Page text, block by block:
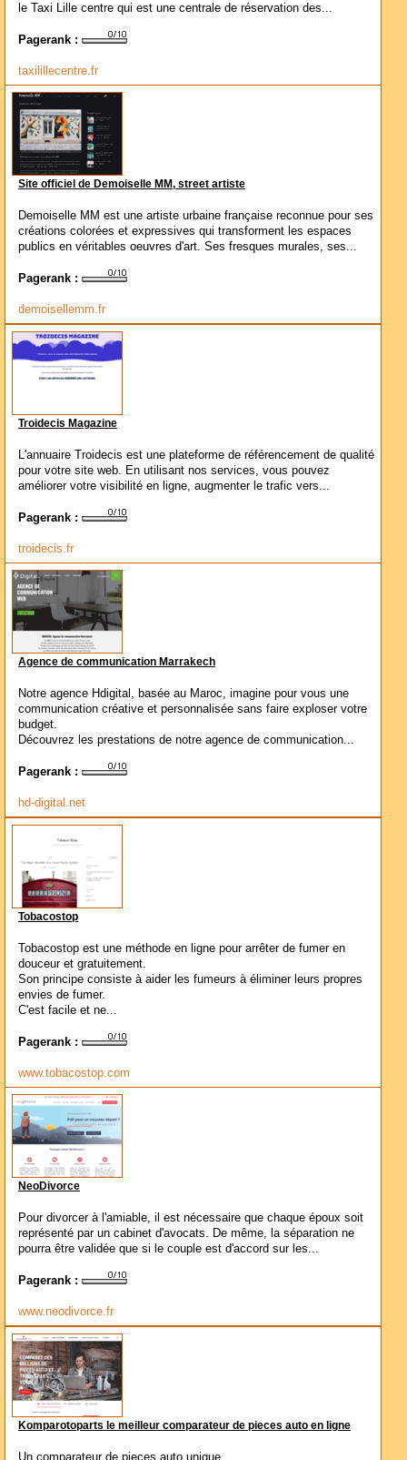
le Taxi Lille centre qui est une centrale de réservation des...
Pagerank :
taxilillecentre.fr
Site officiel de Demoiselle MM, street artiste
Demoiselle MM est une artiste urbaine française reconnue pour ses
créations colorées et expressives qui transforment les espaces
publics en véritables oeuvres d'art. Ses fresques murales, ses...
Pagerank :
demoisellemm.fr
Troidecis Magazine
L'annuaire Troidecis est une plateforme de référencement de qualité
pour votre site web. En utilisant nos services, vous pouvez
améliorer votre visibilité en ligne, augmenter le trafic vers...
Pagerank :
troidecis.fr
Agence de communication Marrakech
Notre agence Hdigital, basée au Maroc, imagine pour vous une
communication créative et personnalisée sans faire exploser votre
budget.
Découvrez les prestations de notre agence de communication...
Pagerank :
hd-digital.net
Tobacostop
Tobacostop est une méthode en ligne pour arrêter de fumer en
douceur et gratuitement.
Son principe consiste à aider les fumeurs à éliminer leurs propres
envies de fumer.
C'est facile et ne...
Pagerank :
www.tobacostop.com
NeoDivorce
Pour divorcer à l'amiable, il est nécessaire que chaque époux soit
représenté par un cabinet d'avocats. De même, la séparation ne
pourra être validée que si le couple est d'accord sur les...
Pagerank :
www.neodivorce.fr
Komparotoparts le meilleur comparateur de pieces auto en ligne
Un comparateur de pieces auto unique